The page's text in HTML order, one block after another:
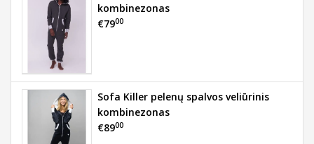
kombinezonas
€7900
Sofa Killer pelenų spalvos veliūrinis
kombinezonas
€8900